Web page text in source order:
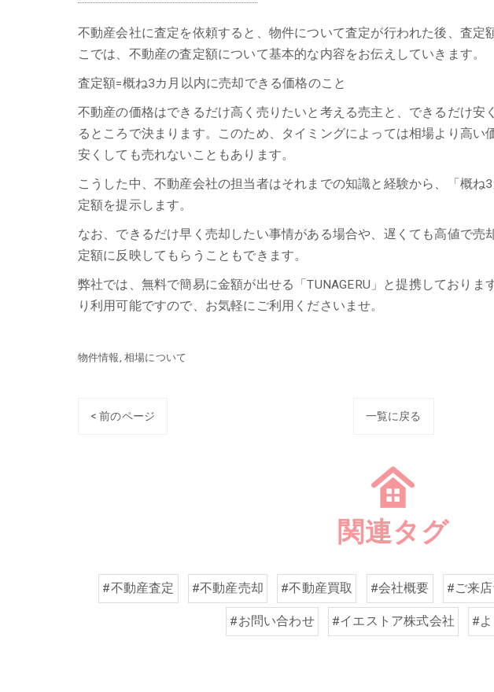
不動産会社に査定を依頼すると、物件について査定が行われた後、査定
こでは、不動産の査定額について基本的な内容をお伝えしていきます。
査定額=概ね3カ月以内に売却できる価格のこと
不動産の価格はできるだけ高く売りたいと考える売主と、できるだけ安
るところで決まります。このため、タイミングによっては相場より高い
安くしても売れないこともあります。
こうした中、不動産会社の担当者はそれまでの知識と経験から、「概ね
定額を提示します。
なお、できるだけ早く売却したい事情がある場合や、遅くても高値で売
定額に反映してもらうこともできます。
弊社では、無料で簡易に金額が出せる「TUNAGERU」と提携しておりま
り利用可能ですので、お気軽にご利用くださいませ。
物件情報 相場について
< 前のページ 一覧に戻る
関連タグ
#不動産査定 #不動産売却 #不動産買取 #会社概要 #ご来
#お問い合わせ #イエストア株式会社 #